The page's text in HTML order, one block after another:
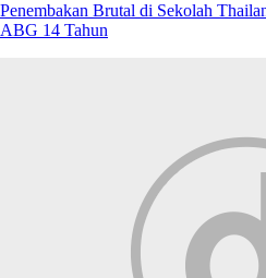
Penembakan Brutal di Sekolah
ABG 14 Tahun